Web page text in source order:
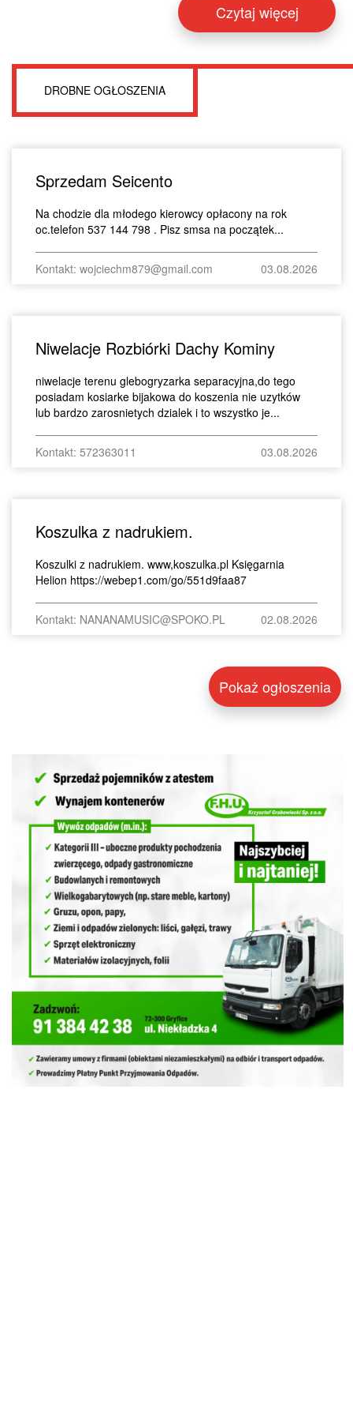
Czytaj więcej
DROBNE OGŁOSZENIA
Sprzedam Seicento
Na chodzie dla młodego kierowcy opłacony na rok
oc.telefon 537 144 798 . Pisz smsa na początek...
Kontakt: wojciechm879@gmail.com 03.08.2026
Niwelacje Rozbiórki Dachy Kominy
niwelacje terenu glebogryzarka separacyjna,do tego
posiadam kosiarke bijakowa do koszenia nie uzytków
lub bardzo zarosnietych dzialek i to wszystko je...
Kontakt: 572363011 03.08.2026
Koszulka z nadrukiem.
Koszulki z nadrukiem. www,koszulka.pl Księgarnia
Helion https://webep1.com/go/551d9faa87
Kontakt: NANANAMUSIC@SPOKO.PL 02.08.2026
Pokaż ogłoszenia